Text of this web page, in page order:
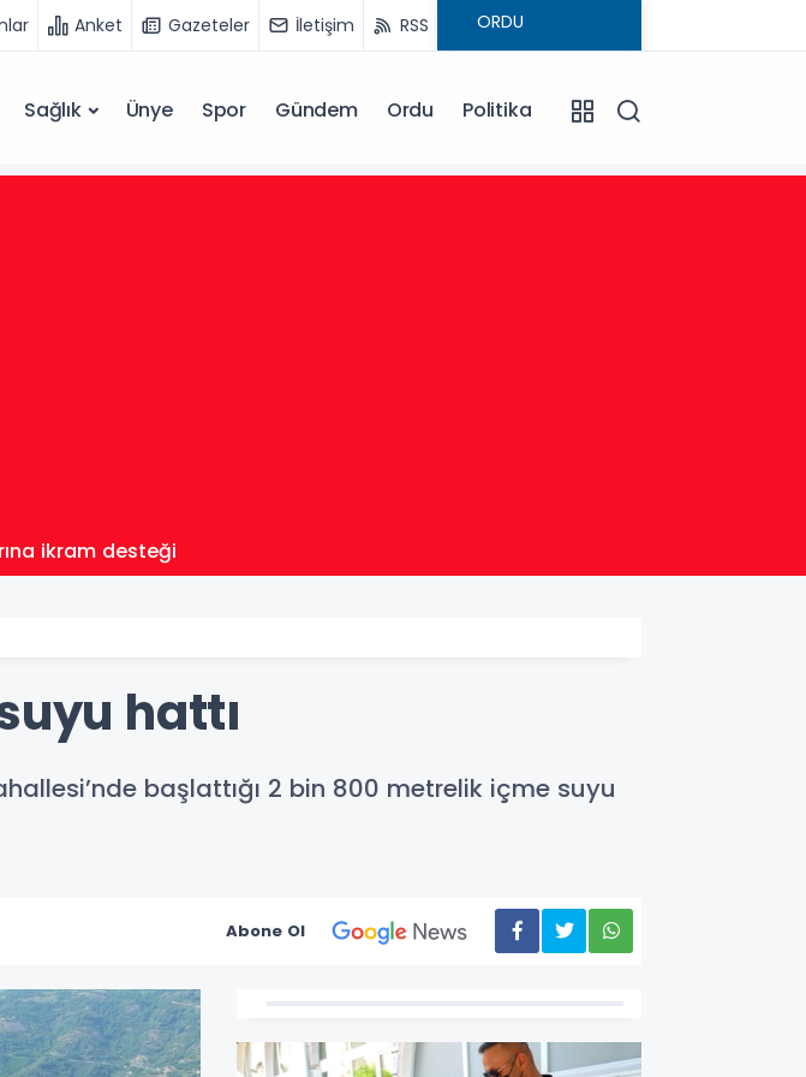
Anket Gazeteler İletişim RSS
Sağlık Ünye Spor Gündem Ordu Politika
ikram desteği
hattı
başlattığı 2 bin 800 metrelik içme suyu
Abone Ol